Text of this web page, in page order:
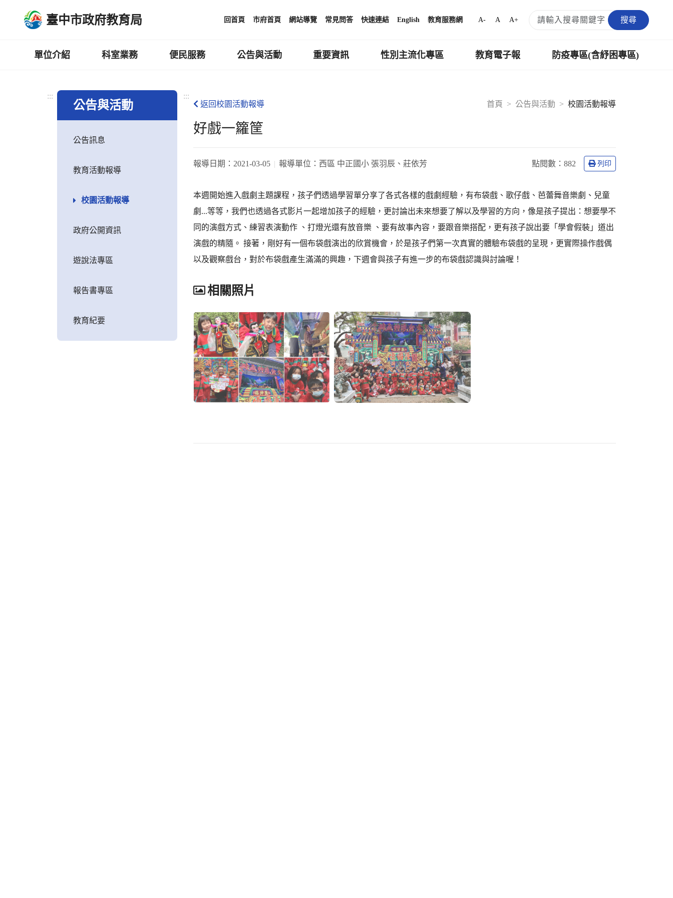
臺中市政府教育局 回首頁 市府首頁 網站導覽 常見問答 快速連結 English 教育服務網 A- A A+ 搜尋
單位介紹 科室業務 便民服務 公告與活動 重要資訊 性別主流化專區 教育電子報 防疫專區(含紓困專區)
:::
公告與活動
公告訊息
教育活動報導
校園活動報導
政府公開資訊
遊說法專區
報告書專區
教育紀要
:::
首頁
公告與活動 校園活動報導
返回校園活動報導
好戲一籮筐
報導日期： 2021-03-05 報導單位： 西區 中正國小 張羽辰、莊依芳 點閱數： 882 列印
本週開始進入戲劇主題課程，孩子們透過學習單分享了各式各樣的戲劇經驗，有布袋戲、歌仔戲、芭蕾舞音樂劇、兒童
劇...等等，我們也透過各式影片一起增加孩子的經驗，更討論出未來想要了解以及學習的方向，像是孩子提出：想要學不
同的演戲方式、練習表演動作 、打燈光還有放音樂 、要有故事內容，要跟音樂搭配，更有孩子說出要「學會假裝」道出
演戲的精隨。 接著，剛好有一個布袋戲演出的欣賞機會，於是孩子們第一次真實的體驗布袋戲的呈現，更實際操作戲偶
以及觀察戲台，對於布袋戲產生滿滿的興趣，下週會與孩子有進一步的布袋戲認識與討論喔！
相關照片